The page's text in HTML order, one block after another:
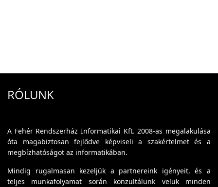
RÓLUNK
A Fehér Rendszerház Informatikai Kft. 2008-as megalakulása
óta magabiztosan fejlődve képviseli a szakértelmet és a
megbízhatóságot az informatikában.
Mindig rugalmasan kezeljük a partnereink igényeit, és a
teljes munkafolyamat során konzultálunk velük minden